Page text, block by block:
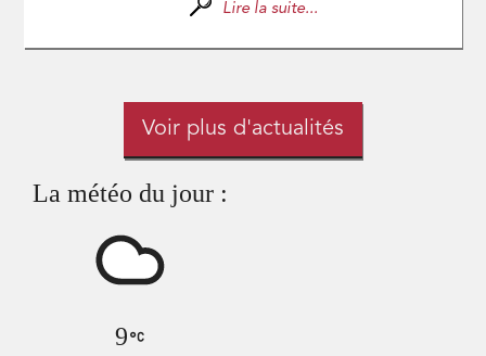
Lire la suite...
Voir plus d'actualités
La météo du jour :
9